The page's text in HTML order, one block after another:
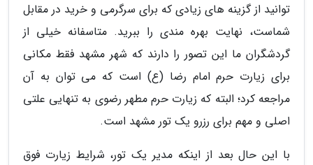
توانید از گزینه های زیادی که برای سرگرمی و خرید در مقابل
شماست، نهایت بهره مندی را ببرید. متاسفانه خیلی از
گردشگران ما این تصور را دارند که شهر مشهد فقط مکانی
برای زیارت حرم امام رضا (ع) است که می توان به آن
مراجعه کرد؛ البته که زیارت حرم مطهر رضوی به تنهایی علتی
اصلی و مهم برای رزرو یک تور مشهد است.
با این حال بعد از اینکه مدیر یک تور، شرایط زیارت فوق